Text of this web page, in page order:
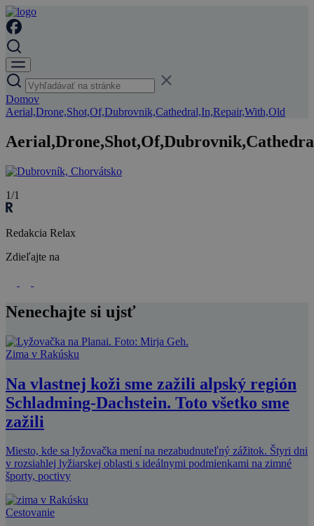
Domov
Aerial,Drone,Shot,Of,Dubrovnik,Cathedral,In,Repair,With,Old
1/1
Redakcia Relax
Zdieľajte na
Nenechajte si ujsť
Zima v Rakúsku
Na vlastnej koži sme zažili alpský región
Schladming-Dachstein. Toto všetko sme
zažili
Miesto, kde sa lyžovačka mení na nezabudnuteľný zážitok. Štyri dni
v rozsiahlej lyžiarskej oblasti s ideálnymi podmienkami na zimné
športy, poctivy
Cestovanie